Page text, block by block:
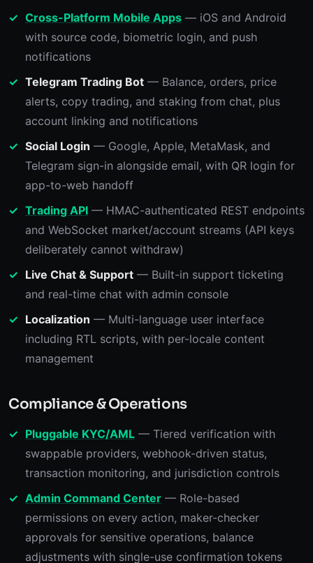
Cross-Platform Mobile Apps — iOS and Android
with source code, biometric login, and push
notifications
Telegram Trading Bot — Balance, orders, price
alerts, copy trading, and staking from chat, plus
account linking and notifications
Social Login — Google, Apple, MetaMask, and
Telegram sign-in alongside email, with QR login for
app-to-web handoff
Trading API — HMAC-authenticated REST endpoints
and WebSocket market/account streams (API keys
deliberately cannot withdraw)
Live Chat & Support — Built-in support ticketing
and real-time chat with admin console
Localization — Multi-language user interface
including RTL scripts, with per-locale content
management
Compliance & Operations
Pluggable KYC/AML — Tiered verification with
swappable providers, webhook-driven status,
transaction monitoring, and jurisdiction controls
Admin Command Center — Role-based
permissions on every action, maker-checker
approvals for sensitive operations, balance
adjustments with single-use confirmation tokens